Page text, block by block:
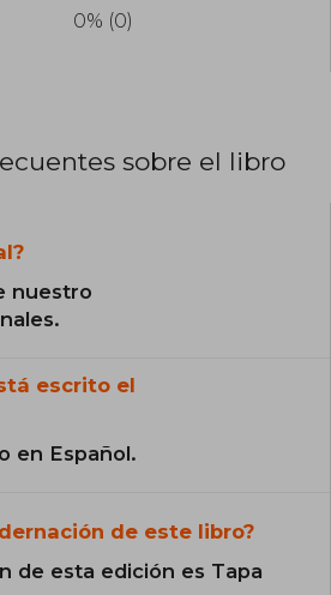
0% (0)
sobre el libro
nuestro
escrito el
en Español.
de este libro?
de esta edición es Tapa